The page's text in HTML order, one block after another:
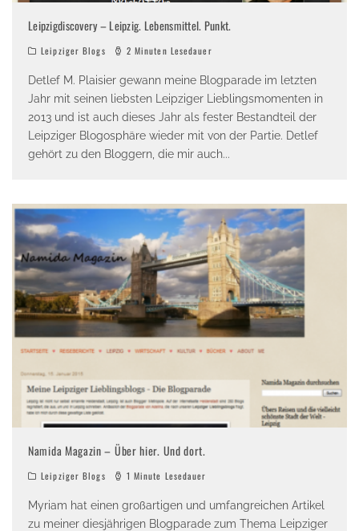
Leipzigdiscovery – Leipzig. Lebensmittel. Punkt.
Leipziger Blogs 2 Minuten Lesedauer
Detlef M. Plaisier gewann meine Blogparade im letzten
Jahr mit seinen liebsten Leipziger Lieblingsmomenten in
2013 und ist auch dieses Jahr als fester Bestandteil der
Leipziger Blogosphäre wieder mit von der Partie. Detlef
gehört zu den Bloggern, die mir auch...
Namida Magazin – Über hier. Und dort.
Leipziger Blogs 1 Minute Lesedauer
Myriam hat einen großartigen und umfangreichen Artikel
zu meiner diesjährigen Blogparade zum Thema Leipziger